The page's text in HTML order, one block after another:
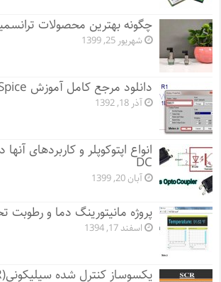
چگونه بهترین محصولات
شهریور 25, 1399
دانلود مرجع کامل آموزش OrCAD PSpice
آذر 18, 1392
DC
آبان 20, 1399
پروژه مانيتورينگ دما و
اسفند 17, 1394
یکسوساز کنترل شده سیلیکونی(SCR)